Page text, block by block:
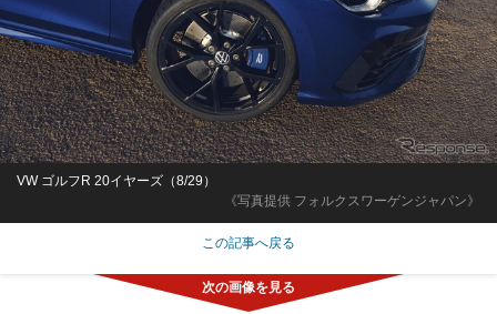
《写真提供 フォルクスワーゲンジャパン》
VW ゴルフR 20イヤーズ（8/29）
この記事へ戻る